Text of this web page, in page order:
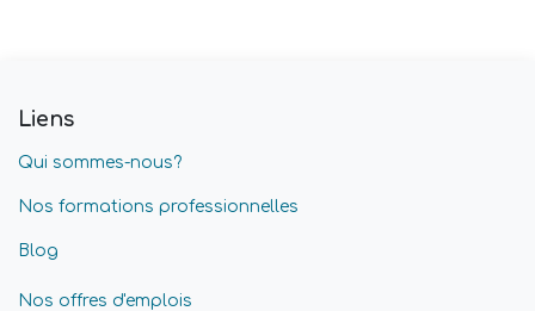
Liens
Qui sommes-nous?
Nos formations professionnelles
Blog
Nos offres d'emplois